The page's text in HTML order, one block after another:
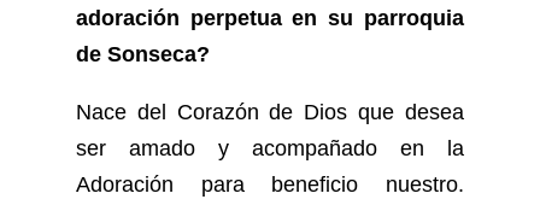
adoración perpetua en su parroquia
de Sonseca?
Nace del Corazón de Dios que desea
ser amado y acompañado en la
Adoración para beneficio nuestro.